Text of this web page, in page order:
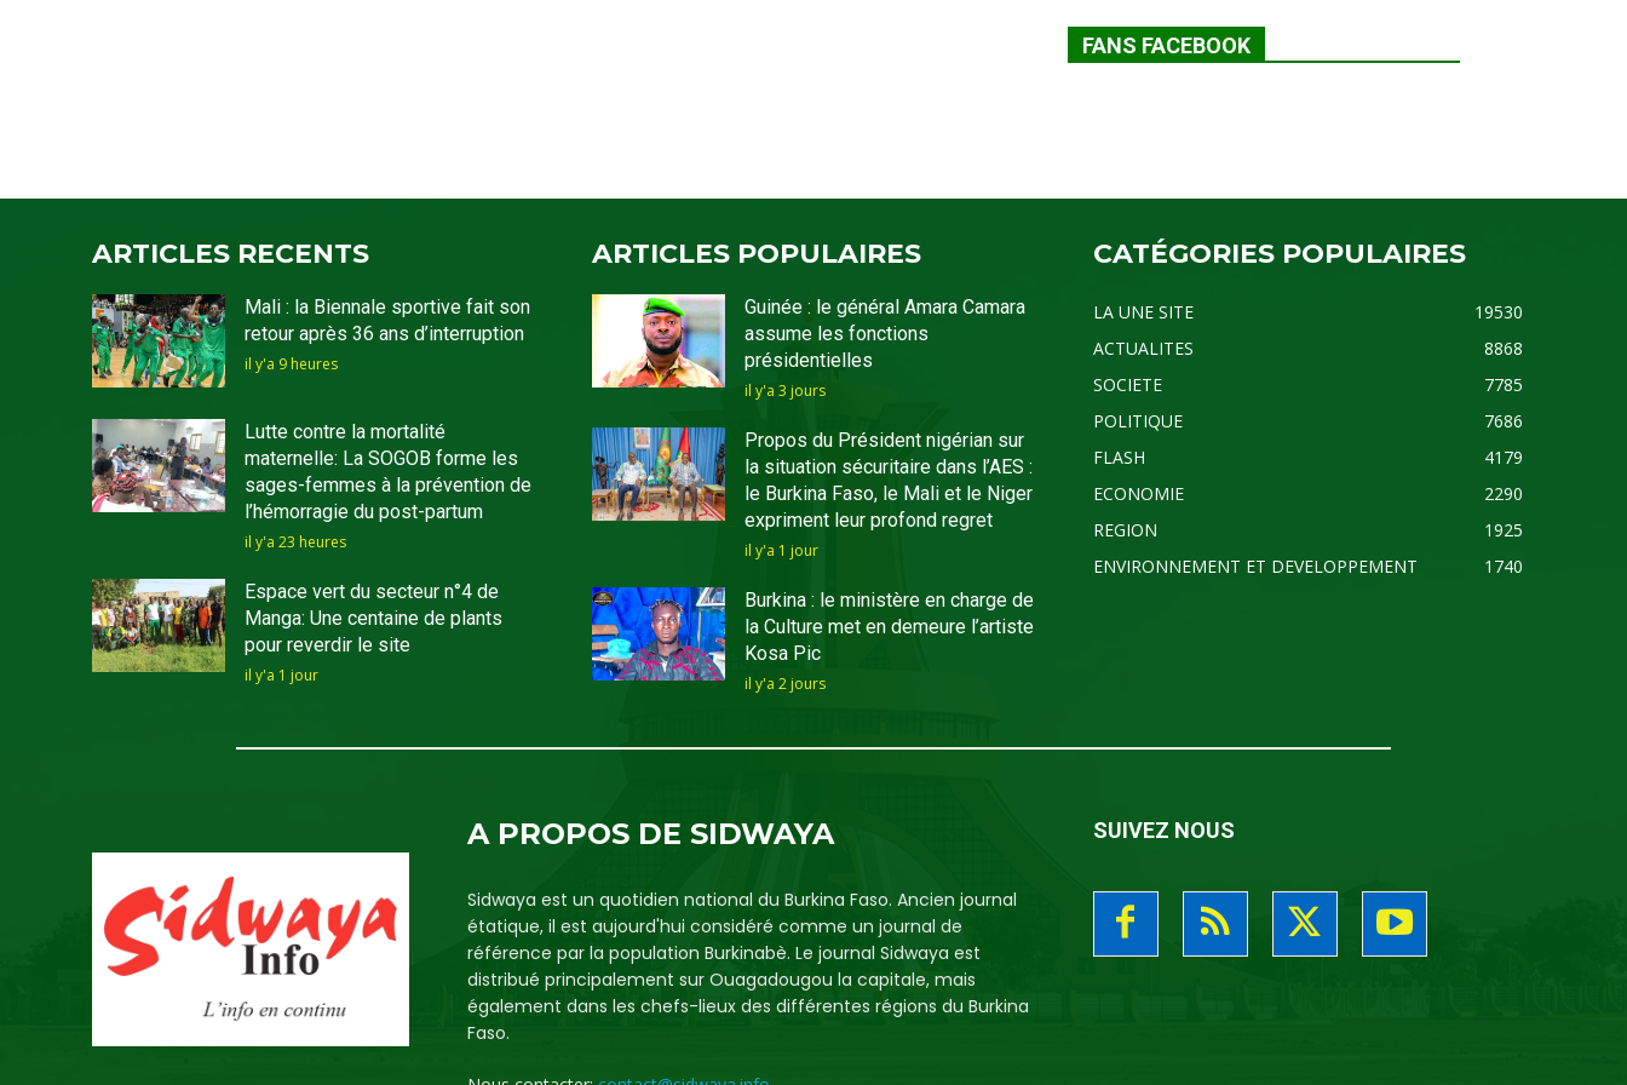
FANS FACEBOOK
ARTICLES RECENTS
Mali : la Biennale sportive fait son
retour après 36 ans d’interruption
il y'a 9 heures
Lutte contre la mortalité
maternelle: La SOGOB forme les
sages-femmes à la prévention de
l’hémorragie du post-partum
il y'a 23 heures
Espace vert du secteur n°4 de
Manga: Une centaine de plants
pour reverdir le site
il y'a 1 jour
ARTICLES POPULAIRES
Guinée : le général Amara Camara
assume les fonctions
présidentielles
il y'a 3 jours
Propos du Président nigérian sur
la situation sécuritaire dans l’AES :
le Burkina Faso, le Mali et le Niger
expriment leur profond regret
il y'a 1 jour
Burkina : le ministère en charge de
la Culture met en demeure l’artiste
Kosa Pic
il y'a 2 jours
CATÉGORIES POPULAIRES
LA UNE SITE
19530
ACTUALITES
8868
SOCIETE
7785
POLITIQUE
7686
FLASH
4179
ECONOMIE
2290
REGION
1925
ENVIRONNEMENT ET DEVELOPPEMENT
1740
A PROPOS DE SIDWAYA
Sidwaya est un quotidien national du Burkina Faso. Ancien journal
étatique, il est aujourd'hui considéré comme un journal de
référence par la population Burkinabè. Le journal Sidwaya est
distribué principalement sur Ouagadougou la capitale, mais
également dans les chefs-lieux des différentes régions du Burkina
Faso.
SUIVEZ NOUS